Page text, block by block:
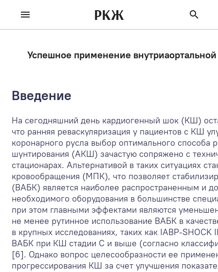
РКЖ
Успешное применение
Введение
На сегодняшний день кардиогенный шок (КШ)
что ранняя реваскуляризация у пациентов с КШ
коронарного русла выбор оптимального способа
шунтирования (АКШ) зачастую сопряжено с
стационарах. Альтернативой в таких ситуациях
кровообращения (МПК), что позволяет
(ВАБК) является наиболее распространенным и
необходимого оборудования в большинстве
при этом главными эффектами являются
не менее рутинное использование ВАБК в
в крупных исследованиях, таких как IABP-
ВАБК при КШ стадии С и выше (согласно
[6]. Однако вопрос целесообразности ее
прогрессирования КШ за счет улучшения